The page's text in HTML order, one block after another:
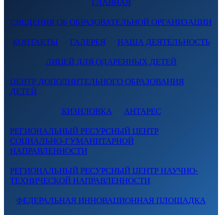
ГЛАВНАЯ
СВЕДЕНИЯ ОБ ОБРАЗОВАТЕЛЬНОЙ ОРГАНИЗАЦИИ
КОНТАКТЫ ГАЛЕРЕЯ НАША ДЕЯТЕЛЬНОСТЬ
ЛИЦЕЙ ДЛЯ ОДАРЕННЫХ ДЕТЕЙ
ЦЕНТР ДОПОЛНИТЕЛЬНОГО ОБРАЗОВАНИЯ
ДЕТЕЙ
КИЗИЛОВКА АНТАРЕС
РЕГИОНАЛЬНЫЙ РЕСУРСНЫЙ ЦЕНТР
СОЦИАЛЬНО-ГУМАНИТАРНОЙ
НАПРАВЛЕННОСТИ
РЕГИОНАЛЬНЫЙ РЕСУРСНЫЙ ЦЕНТР НАУЧНО-
ТЕХНИЧЕСКОЙ НАПРАВЛЕННОСТИ
ФЕДЕРАЛЬНАЯ ИННОВАЦИОННАЯ ПЛОЩАДКА